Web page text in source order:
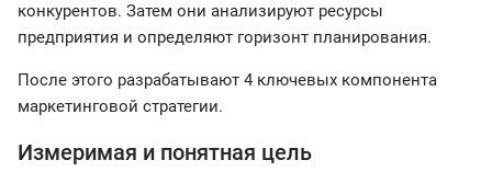
конкурентов. Затем они анализируют ресурсы
предприятия и определяют горизонт планирования.
После этого разрабатывают 4 ключевых компонента
маркетинговой стратегии.
Измеримая и понятная цель